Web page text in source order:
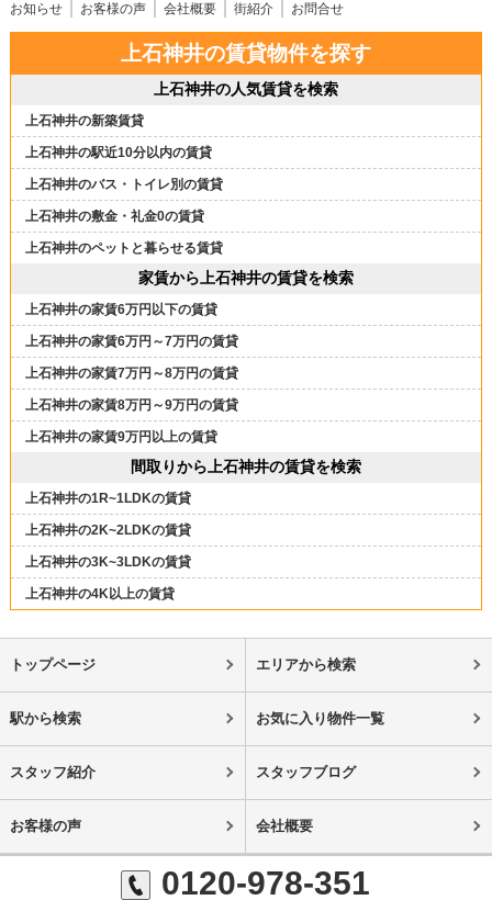
お知らせ
お客様の声 会社概要 街紹介 お問合せ
上石神井の賃貸物件を探す
上石神井の人気賃貸を検索
上石神井の新築賃貸
上石神井の駅近10分以内の賃貸
上石神井のバス・トイレ別の賃貸
上石神井の敷金・礼金0の賃貸
上石神井のペットと暮らせる賃貸
家賃から上石神井の賃貸を検索
上石神井の家賃6万円以下の賃貸
上石神井の家賃6万円～7万円の賃貸
上石神井の家賃7万円～8万円の賃貸
上石神井の家賃8万円～9万円の賃貸
上石神井の家賃9万円以上の賃貸
間取りから上石神井の賃貸を検索
上石神井の1R~1LDKの賃貸
上石神井の2K~2LDKの賃貸
上石神井の3K~3LDKの賃貸
上石神井の4K以上の賃貸
トップページ エリアから検索
駅から検索 お気に入り物件一覧
スタッフ紹介 スタッフブログ
お客様の声 会社概要
0120-978-351